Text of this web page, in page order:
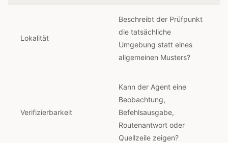
Lokalität
Beschreibt der Prüfpunkt
die tatsächliche
Umgebung statt eines
allgemeinen Musters?
Verifizierbarkeit
Kann der Agent eine
Beobachtung,
Befehlsausgabe,
Routenantwort oder
Quellzeile zeigen?